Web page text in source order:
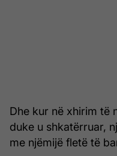
Dhe kur në xhirim të
duke u shkatërruar,
me njëmijë fletë të